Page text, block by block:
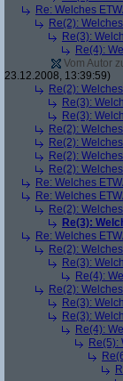
Re: Welches
Re(2):
Re(3):
Re(4):
Vom Autor
23.12.2008, 13:39:59)
Re(2):
Re(3):
Re(3):
Re(2):
Re(2):
Re(2):
Re(2):
Re: Welches
Re: Welches
Re(2):
Re(3):
Re: Welches
Re(2):
Re(3):
Re(4):
Re(2):
Re(3):
Re(3):
Re(4):
Re(5):